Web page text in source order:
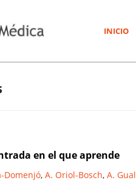
INICIO
en el que aprende
Domenjó, A. Oriol-Bosch, A. Gual